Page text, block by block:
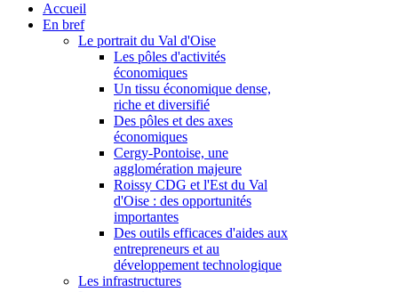
Accueil
En bref
Le portrait du Val d'Oise
Les pôles d'activités
économiques
Un tissu économique dense,
riche et diversifié
Des pôles et des axes
économiques
Cergy-Pontoise, une
agglomération majeure
Roissy CDG et l'Est du Val
d'Oise : des opportunités
importantes
Des outils efficaces d'aides aux
entrepreneurs et au
développement technologique
Les infrastructures